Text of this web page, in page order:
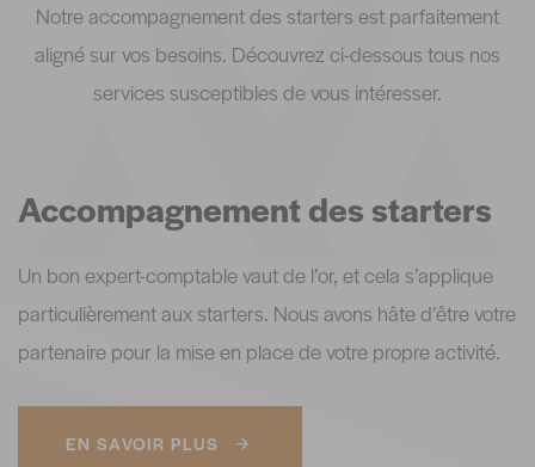
Notre accompagnement des starters est parfaitement
aligné sur vos besoins. Découvrez ci-dessous tous nos
services susceptibles de vous intéresser.
Accompagnement des starters
Un bon expert-comptable vaut de l’or, et cela s’applique
particulièrement aux starters. Nous avons hâte d’être votre
partenaire pour la mise en place de votre propre activité.
EN SAVOIR PLUS